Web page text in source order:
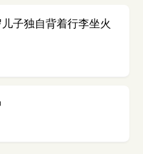
子独自背着行李坐火